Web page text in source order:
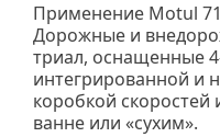
Применение Motul
Дорожные и
триал, оснащенные
интегрированной и
коробкой
ванне или «сухим».